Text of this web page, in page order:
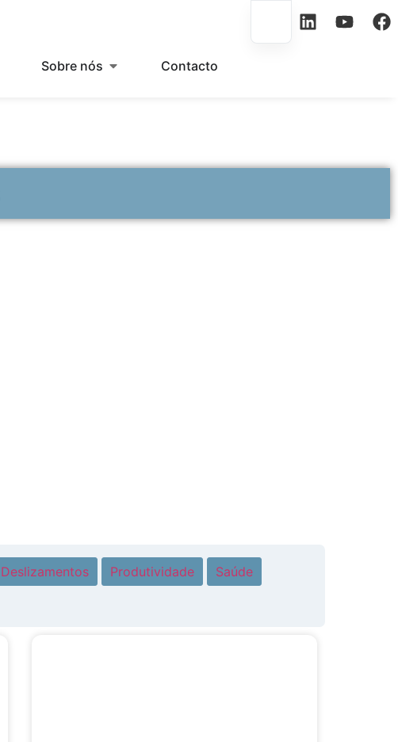
Sobre nós Contacto
Deslizamentos Produtividade
Saúde